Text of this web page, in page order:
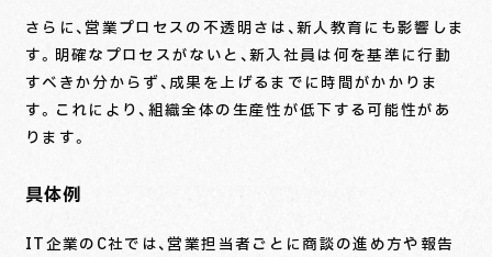
さらに、営業プロセスの不透明さは、新人教育にも影響しま
す。明確なプロセスがないと、新入社員は何を基準に行動
すべきか分からず、成果を上げるまでに時間がかかりま
す。これにより、組織全体の生産性が低下する可能性があ
ります。
具体例
IT企業のC社では、営業担当者ごとに商談の進め方や報告